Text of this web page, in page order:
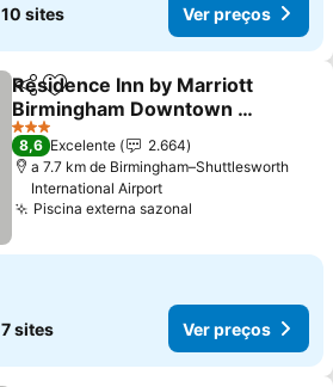
10 sites Ver preços
PartilharAdicionar aos favoritos
Residence Inn by Marriott
Birmingham Downtown at
UAB
Ver preços
3 Estrelas
8,6 Excelente
2.664
a 7.7 km de Birmingham–Shuttlesworth
International Airport
Piscina externa sazonal
7 sites Ver preços